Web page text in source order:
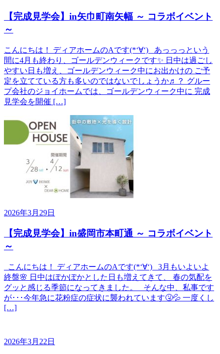
【完成見学会】in矢巾町南矢幅 ～ コラボイベント
～
こんにちは！ ディアホームのAです(*‘∀‘) あっっっという
間に4月も終わり、ゴールデンウィークです✨ 日中は過ごし
やすい日も増え、ゴールデンウィーク中にお出かけの ご予
定を立てている方も多いのではないでしょうか♬？ グルー
プ会社のジョイホームでは、ゴールデンウィーク中に 完成
見学会を開催 […]
2026年3月29日
【完成見学会】in盛岡市本町通 ～ コラボイベント
～
こんにちは！ ディアホームのAです(*‘∀‘) 3月もいよいよ
終盤🌸 日中はぽかぽかとした日も増えてきて、 春の気配を
グッと感じる季節になってきました。 そんな中、私事です
が･･･今年急に花粉症の症状に襲われています🤧💦 一度くし
[…]
2026年3月22日